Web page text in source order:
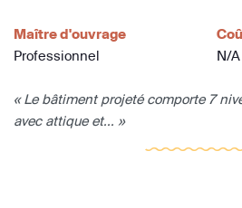
Maître d'ouvrage
Professionnel
N/A
« Le bâtiment projeté comporte 7
avec attique et... »